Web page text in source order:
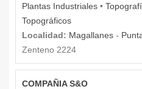
Plantas Industriales •
Topográficos
Localidad: Magallanes -
Zenteno 2224
COMPAÑIA S&O